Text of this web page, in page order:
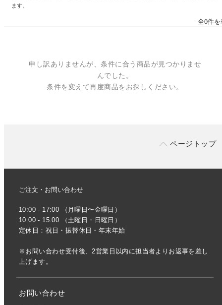
ます。
全0件
申し訳ありませんが、条件に合う商品が見つかりませ
んでした。
条件を変えて再度商品をお探しください。
ページトップ
ご注文・お問い合わせ
10:00 - 17:00 （月曜日〜金曜日）
10:00 - 15:00 （土曜日・日曜日）
定休日：祝日・振替休日・年末年始
※お問い合わせ受付後、2営業日以内に担当者よりお返事を差し
上げます。
お問い合わせ